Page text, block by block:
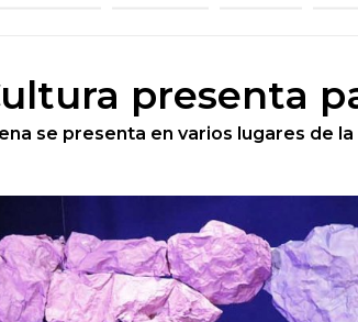
presenta
se presenta en varios lugares de